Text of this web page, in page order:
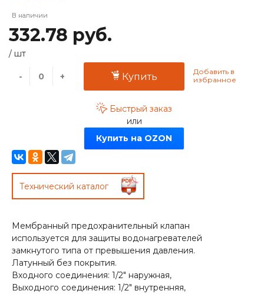
В наличии
332.78 руб.
/ шт
- + Купить
Быстрый заказ
или
Купить на OZON
Технический каталог
Мембранный предохранительный клапан
используется для защиты водонагревателей
замкнутого типа от превышения давления.
Латунный без покрытия.
Входного соединения: 1/2" наружная,
Выходного соединения: 1/2" внутренняя,